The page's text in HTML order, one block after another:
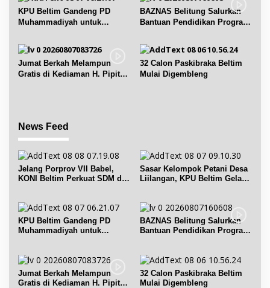
KPU Beltim Gandeng PD
Muhammadiyah untuk
BAZNAS Belitung Salurkan
Bantuan Pendidikan Program
Jumat Berkah Melampun
Gratis di Kediaman H. Pipit
32 Calon Paskibraka Beltim
Mulai Digembleng
News Feed
Jelang Porprov VII Babel,
KONI Beltim Perkuat SDM di
Sasar Kelompok Petani Desa
Liilangan, KPU Beltim Gelar
KPU Beltim Gandeng PD
Muhammadiyah untuk
BAZNAS Belitung Salurkan
Bantuan Pendidikan Program
Jumat Berkah Melampun
Gratis di Kediaman H. Pipit
32 Calon Paskibraka Beltim
Mulai Digembleng